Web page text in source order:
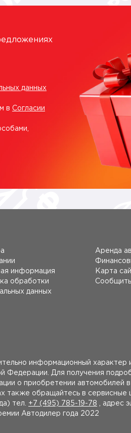
данных
в Согласии
информация
обработки
данных
Аренда
Карта
информационный характер
Федерации. Для получения
о приобретении автомобилей в
также обращайтесь в
тел. +7 (495) 785-19-78 , адрес
Автодилер года 2022